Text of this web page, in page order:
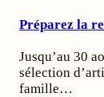
Préparez la
Jusqu’au 30
sélection
famille…